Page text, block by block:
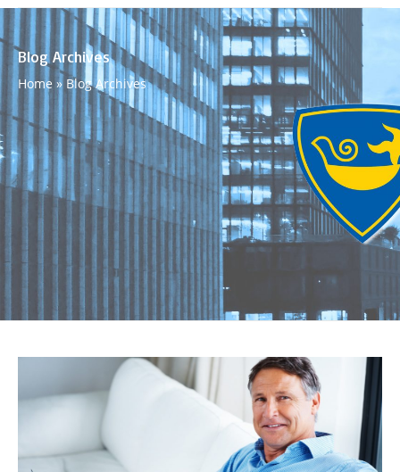
Blog Archives
Home » Blog Archives